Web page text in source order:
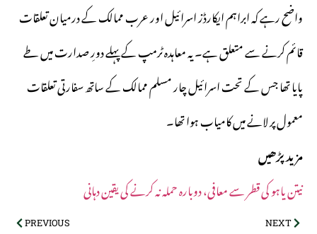
واضح رہے کہ ابراہم ایکارڈز اسرائیل اور عرب ممالک کے درمیان تعلقات
قائم کرنے سے متعلق ہے۔ یہ معاہدہ ٹرمپ کے پہلے دورِ صدارت میں طے
پایا تھا جس کے تحت اسرائیل چار مسلم ممالک کے ساتھ سفارتی تعلقات
معمول پر لانے میں کامیاب ہوا تھا۔
مزید پڑھیں
نیتن یاہو کی قطر سے معافی، دوبارہ حملہ نہ کرنے کی یقین دہانی
PREVIOUS NEXT